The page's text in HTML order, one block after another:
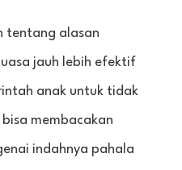
tentang alasan
jauh lebih efektif
anak untuk tidak
membacakan
indahnya pahala